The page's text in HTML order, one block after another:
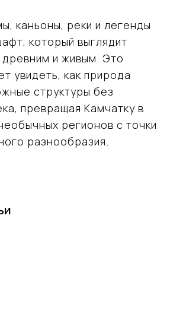
каньоны, реки и легенды
который выглядит
и живым. Это
увидеть, как природа
структуры без
превращая Камчатку в
регионов с точки
разнообразия.